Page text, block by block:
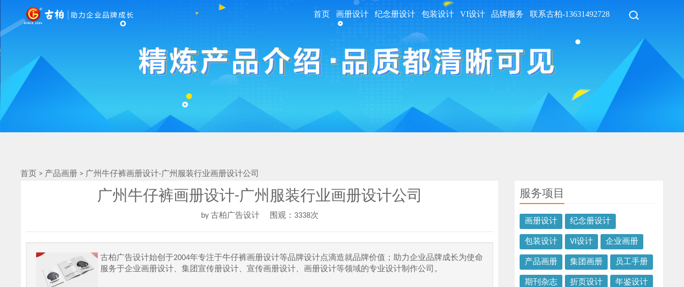
首页 画册设计 纪念册设计 包装设计 VI设计 品牌服务 联系古柏-13631492728
首页 > 产品画册 > 广州牛仔裤画册设计-广州服装行业画册设计公司
广州牛仔裤画册设计-广州服装行业画册设计公司
by 古柏广告设计 围观：3338次
古柏广告设计始创于2004年专注于牛仔裤画册设计等品牌设计点滴造就品牌价值；助力企业品牌成长为使命
服务于企业画册设计、集团宣传册设计、宣传画册设计、画册设计等领域的专业设计制作公司。
服务项目
画册设计 纪念册设计
包装设计 VI设计 企业画册
产品画册 集团画册 员工手册
期刊杂志 折页设计 年鉴设计